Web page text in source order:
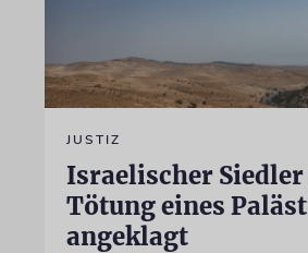
JUSTIZ
Israelischer Siedler
Tötung eines
angeklagt